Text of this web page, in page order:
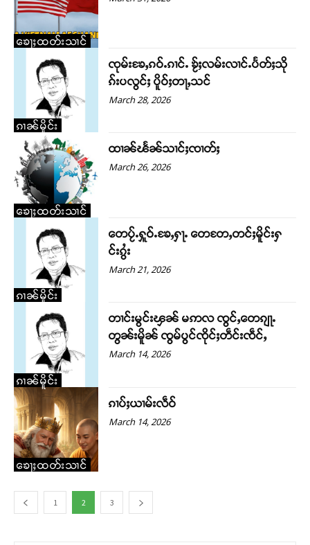
Support SHAN
တႃႇႁႂ်ႈသဵင်ၵၢင်ၸႂ်ၵူၼ်းမိူင်း ၵူႈတီႈၵူႈလႅၼ်ပေႃးတေၸွ
တ်ႇ တူဝ်ႈလုမ်ႈၾႃႉၼၼ်ႉ ၶဝ်ႈႁူမ်ႈၵမ်ႉထႅမ် ၸုမ်းၶၢ
ဝ်ႇၽူႈတွႆႇႁွၵ်ႈ လႆႈယူႇၶႃႈဢေႃႈ။
ၶေႃႈထတ်းသၢင်
ၵၢၼ်မိူင်း
ၸုမ်းၶႄႇၵဝ်ႉၵၢင်ႉ ၶႂ်ႈလမ်းလၢင်ႉပႅတ်ႈသို
ၵ်းပလွင်ႈ ပိူဝ်ႈတႃႇသင်
March 28, 2026
ၶေႃႈထတ်းသၢင်
ထၢၼ်ၽႅၼ်သၢင်ႈၸၢတ်ႈ
March 26, 2026
ၵၢၼ်မိူင်း
တေပႂ်ႉႁူဝ်ႉၶႄႇႁႃႉ ​​တေတႄႇတင်ႈမိူင်းႁ
င်းၵွႆး
March 21, 2026
ၵၢၼ်မိူင်း
တၢင်းမွင်းၾၼ် မဢလ ၸွင်ႇ​​တေၵျႃႉ
တွၼ်းမိူၼ် ၸွမ်ပွင်ၸိုင်ႈတဵင်းၸဵင်ႇ
March 14, 2026
ၶေႃႈထတ်းသၢင်
ၵၢပ်ႈယၢမ်းလဵဝ်
March 14, 2026
1 2 3